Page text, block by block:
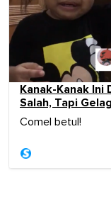
Kanak-Kanak
Salah, Tapi
Comel betul!